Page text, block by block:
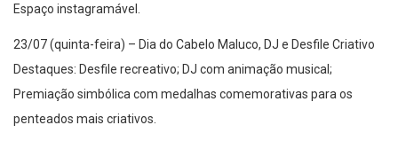
Espaço instagramável.
23/07 (quinta-feira) – Dia do Cabelo Maluco, DJ e Desfile Criativo
Destaques: Desfile recreativo; DJ com animação musical;
Premiação simbólica com medalhas comemorativas para os
penteados mais criativos.